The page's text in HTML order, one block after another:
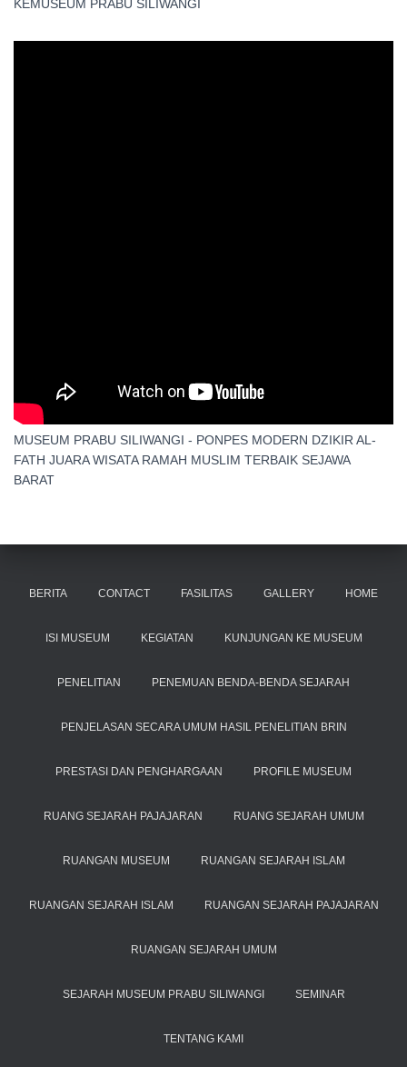
KEMUSEUM PRABU SILIWANGI
MUSEUM PRABU SILIWANGI - PONPES MODERN DZIKIR AL-
FATH JUARA WISATA RAMAH MUSLIM TERBAIK SEJAWA
BARAT
BERITA CONTACT FASILITAS GALLERY HOME
ISI MUSEUM KEGIATAN KUNJUNGAN KE MUSEUM
PENELITIAN PENEMUAN BENDA-BENDA SEJARAH
PENJELASAN SECARA UMUM HASIL PENELITIAN BRIN
PRESTASI DAN PENGHARGAAN PROFILE MUSEUM
RUANG SEJARAH PAJAJARAN RUANG SEJARAH UMUM
RUANGAN MUSEUM RUANGAN SEJARAH ISLAM
RUANGAN SEJARAH ISLAM RUANGAN SEJARAH PAJAJARAN
RUANGAN SEJARAH UMUM
SEJARAH MUSEUM PRABU SILIWANGI SEMINAR
TENTANG KAMI